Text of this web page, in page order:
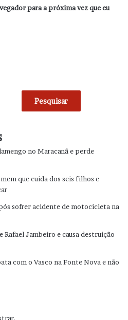
para a próxima vez que eu
Pesquisar
no Maracanã e perde
que cuida dos seis filhos e
sofrer acidente de motocicleta na
Jambeiro e causa destruição
com o Vasco na Fonte Nova e não